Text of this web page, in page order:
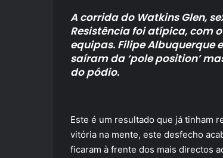
A corrida do Watkins Glen,
Resistência foi atípica, com
equipas. Filipe Albuquerque
saíram da ‘pole position’
do pódio.
Este é um resultado que já tinham
vitória na mente, este desfecho
ficaram à frente dos mais directos